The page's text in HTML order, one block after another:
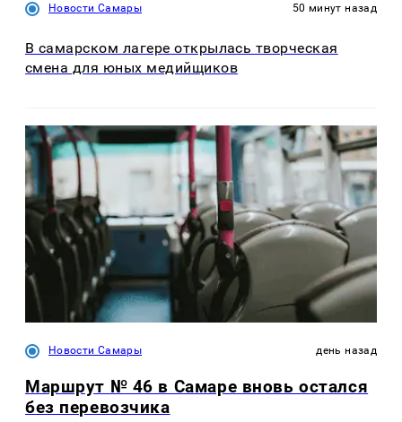
Новости Самары 50 минут назад
В самарском лагере открылась творческая
смена для юных медийщиков
Новости Самары день назад
Маршрут № 46 в Самаре вновь остался
без перевозчика